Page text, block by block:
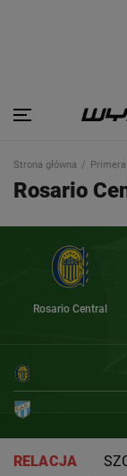
Strona główna
Rosario
Rosario Central
RELACJA